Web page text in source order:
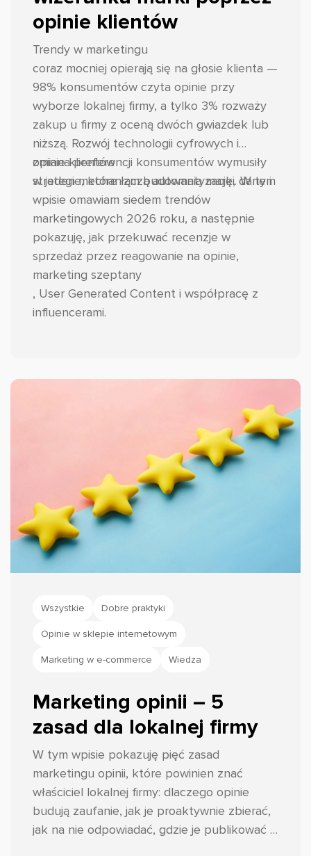
opinie klientów
Trendy w marketingu
coraz mocniej opierają się na głosie klienta —
98% konsumentów czyta opinie przy
wyborze lokalnej firmy, a tylko 3% rozważy
zakup u firmy z oceną dwóch gwiazdek lub
niższą. Rozwój technologii cyfrowych i
zmiana preferencji konsumentów wymusiły
strategie, które łączą automatyzację, dane i
opinie klientów
w jeden mechanizm budowania marki. W tym
wpisie omawiam siedem trendów
marketingowych 2026 roku, a następnie
pokazuję, jak przekuwać recenzje w
sprzedaż przez reagowanie na opinie,
marketing szeptany
, User Generated Content i współpracę z
influencerami.
Wszystkie Dobre praktyki
Opinie w sklepie internetowym
Marketing w e-commerce Wiedza
Marketing opinii – 5
zasad dla lokalnej firmy
W tym wpisie pokazuję pięć zasad
marketingu opinii, które powinien znać
właściciel lokalnej firmy: dlaczego opinie
budują zaufanie, jak je proaktywnie zbierać,
jak na nie odpowiadać, gdzie je publikować i